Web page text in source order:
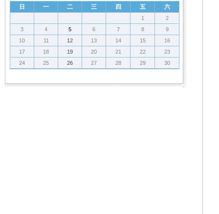
日 一 二 三 四 五 六
1
2
3
4 5 6 7 8
9
10
11 12 13 14 15
16
17
18 19 20 21 22
23
24
25 26 27 28 29 30